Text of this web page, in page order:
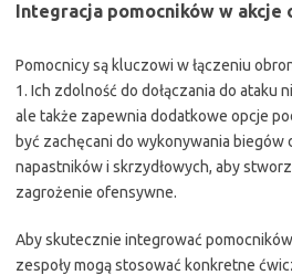
Integracja pomocników w akcje
Pomocnicy są kluczowi w łączeniu
1. Ich zdolność do dołączania do ataku
ale także zapewnia dodatkowe opcje
być zachęcani do wykonywania biegów
napastników i skrzydłowych, aby
zagrożenie ofensywne.
Aby skutecznie integrować
zespoły mogą stosować konkretne